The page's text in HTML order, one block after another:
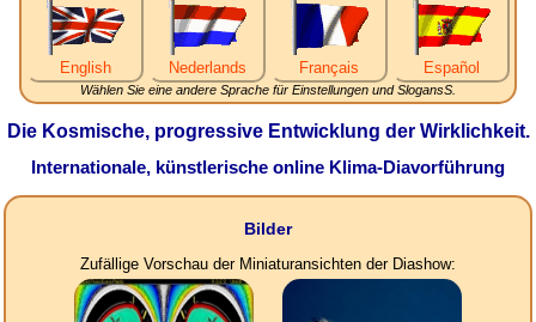
English Nederlands Français Español
Wählen Sie eine andere Sprache für Einstellungen und SlogansS.
Die Kosmische, progressive Entwicklung der Wirklichkeit.
Internationale, künstlerische online Klima-Diavorführung
Bilder
Zufällige Vorschau der Miniaturansichten der Diashow: